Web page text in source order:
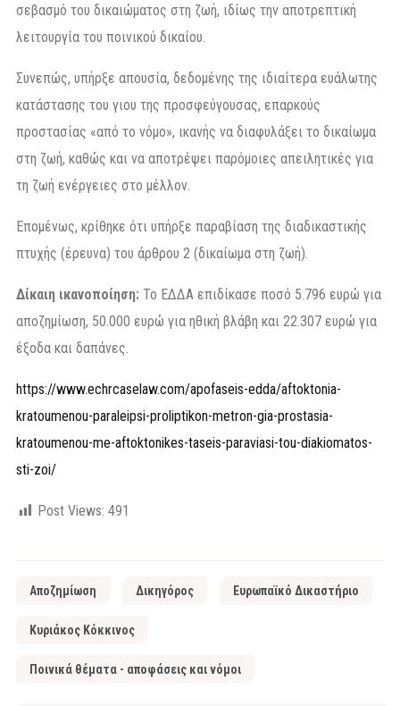
σεβασμό του δικαιώματος στη ζωή, ιδίως την αποτρεπτική
λειτουργία του ποινικού δικαίου.
Συνεπώς, υπήρξε απουσία, δεδομένης της ιδιαίτερα ευάλωτης
κατάστασης του γιου της προσφεύγουσας, επαρκούς
προστασίας «από το νόμο», ικανής να διαφυλάξει το δικαίωμα
στη ζωή, καθώς και να αποτρέψει παρόμοιες απειλητικές για
τη ζωή ενέργειες στο μέλλον.
Επομένως, κρίθηκε ότι υπήρξε παραβίαση της διαδικαστικής
πτυχής (έρευνα) του άρθρου 2 (δικαίωμα στη ζωή).
Δίκαιη ικανοποίηση: Το ΕΔΔΑ επιδίκασε ποσό 5.796 ευρώ για
αποζημίωση, 50.000 ευρώ για ηθική βλάβη και 22.307 ευρώ για
έξοδα και δαπάνες.
https://www.echrcaselaw.com/apofaseis-edda/aftoktonia-
kratoumenou-paraleipsi-proliptikon-metron-gia-prostasia-
kratoumenou-me-aftoktonikes-taseis-paraviasi-tou-diakiomatos-
sti-zoi/
Post Views: 491
Αποζημίωση Δικηγόρος Ευρωπαϊκό Δικαστήριο
Κυριάκος Κόκκινος
Ποινικά θέματα - αποφάσεις και νόμοι